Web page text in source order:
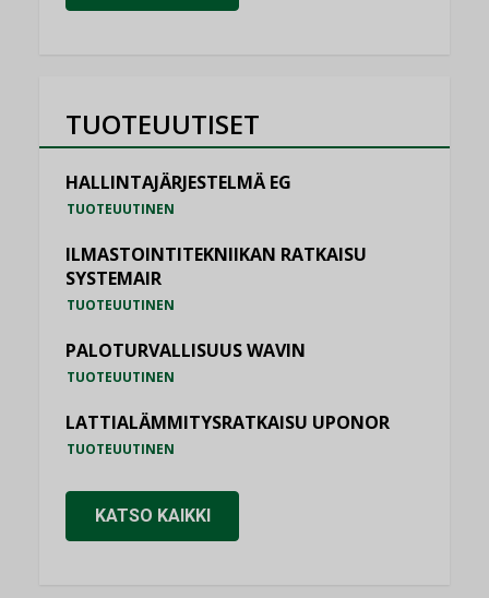
TUOTEUUTISET
HALLINTAJÄRJESTELMÄ EG
TUOTEUUTINEN
ILMASTOINTITEKNIIKAN RATKAISU
SYSTEMAIR
TUOTEUUTINEN
PALOTURVALLISUUS WAVIN
TUOTEUUTINEN
LATTIALÄMMITYSRATKAISU UPONOR
TUOTEUUTINEN
KATSO KAIKKI